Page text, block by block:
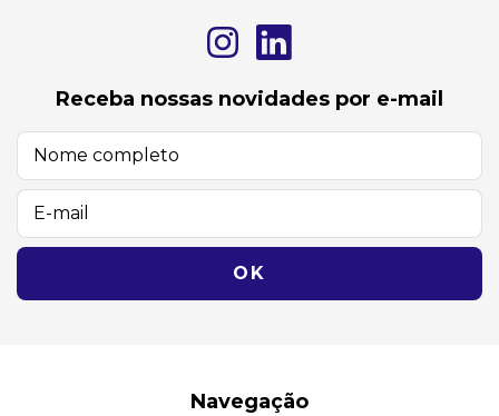
Receba nossas novidades por e-mail
Navegação